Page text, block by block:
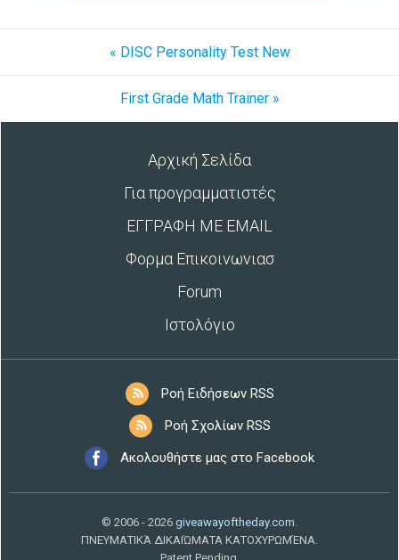
« DISC Personality Test New
First Grade Math Trainer »
Αρχική Σελίδα
Για προγραμματιστές
ΕΓΓΡΑΦΗ ΜΕ EMAIL
Φορμα Επικοινωνιασ
Forum
Ιστολόγιο
Ροή Ειδήσεων RSS
Ροή Σχολίων RSS
Ακολουθήστε μας στο Facebook
© 2006 - 2026 giveawayoftheday.com.
ΠΝΕΥΜΑΤΙΚΆ ΔΙΚΑΙΏΜΑΤΑ ΚΑΤΟΧΥΡΩΜΈΝΑ.